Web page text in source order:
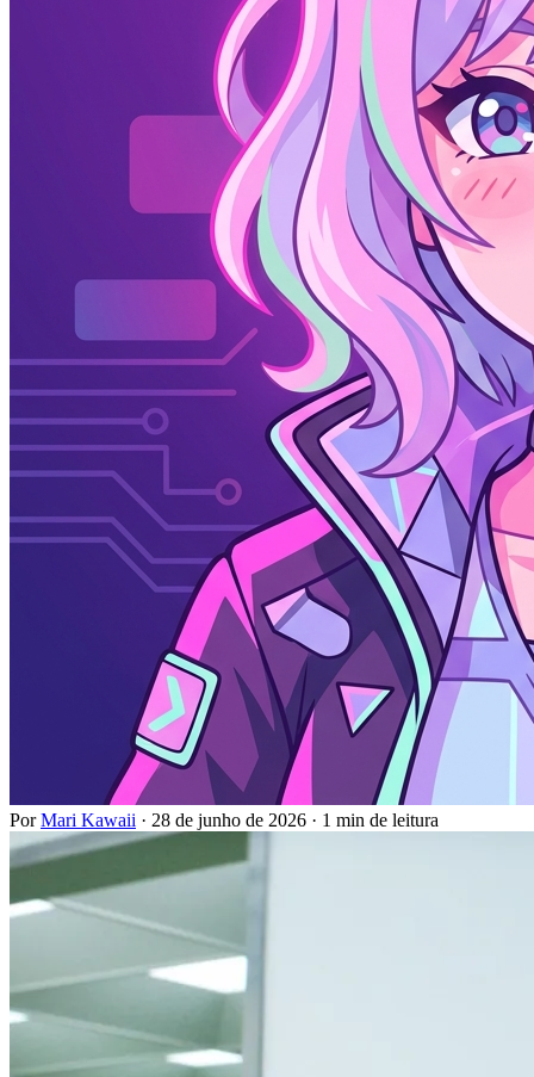
PorMari Kawaii · 28 de junho de 2026 · 1 min de leitura